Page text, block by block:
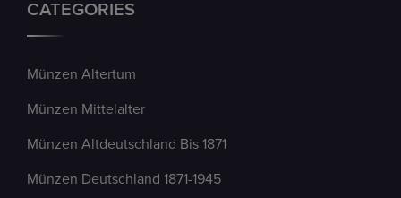
CATEGORIES
Münzen Altertum
Münzen Mittelalter
Münzen Altdeutschland Bis 1871
Münzen Deutschland 1871-1945